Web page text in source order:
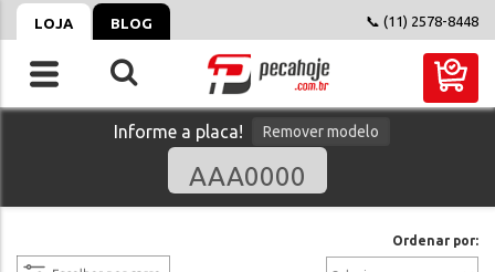
LOJA BLOG 📞 (11) 2578-8448
Informe a placa! Remover modelo
Ordenar por: